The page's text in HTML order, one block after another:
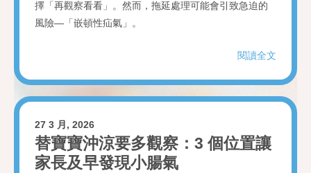
擇「再觀察看看」。然而，拖延處理可能會引致急迫的
風險—「嵌頓性疝氣」。
閱讀全文
27 3 月, 2026
替寶寶沖涼要多觀察：3 個位置讓
家長及早發現小腸氣